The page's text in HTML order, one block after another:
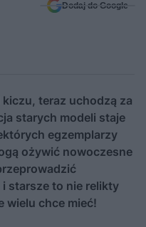
Dodaj do Google
teraz uchodzą za
starych modeli staje
egzemplarzy
ożywić nowoczesne
i starsze to nie relikty
wielu chce mieć!